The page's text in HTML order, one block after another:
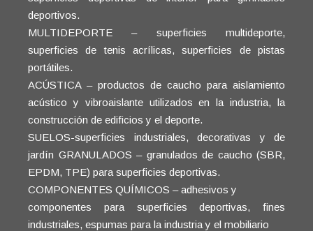
deportivos.
MULTIDEPORTE – superficies multideporte,
superficies de tenis acrílicas, superficies de pistas
portátiles.
ACÚSTICA – productos de caucho para aislamiento
acústico y vibroaislante utilizados en la industria, la
construcción de edificios y el deporte.
SUELOS-superficies industriales, decorativas y de
jardín GRANULADOS – granulados de caucho (SBR,
EPDM, TPE) para superficies deportivas.
COMPONENTES QUÍMICOS – adhesivos y
componentes para superficies deportivas, fines
industriales, espumas para la industria y el mobiliario